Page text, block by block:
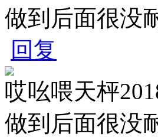
做到后面很没
回复
哎吆喂天枰
做到后面很没